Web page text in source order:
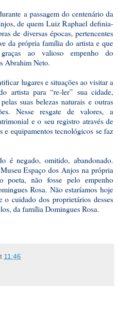
a passagem do centenário da
de quem Luiz Raphael definia-
de diversas épocas, pertencentes
da própria família do artista e que
ao valioso empenho do
Abrahim Neto.
lugares e situações ao visitar a
artista para “re-ler” sua cidade,
suas belezas naturais e outras
Nesse resgate de valores, a
e o seu registro através de
e equipamentos tecnológicos se faz
é negado, omitido, abandonado.
Espaço dos Anjos na própria
não fosse pelo empenho
Rosa. Não estaríamos hoje
o cuidado dos proprietários desses
da família Domingues Rosa.
11:46